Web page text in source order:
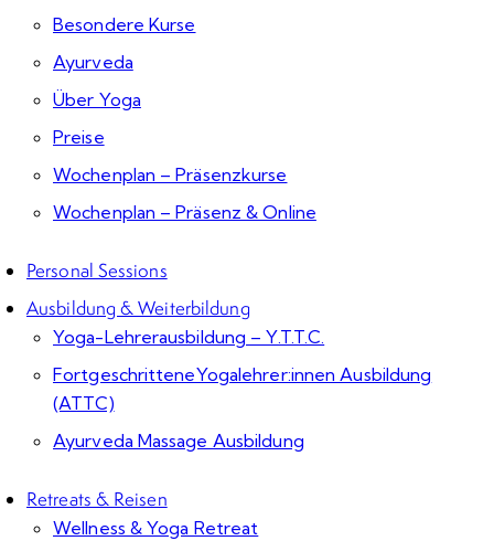
Besondere Kurse
Ayurveda
Über Yoga
Preise
Wochenplan – Präsenzkurse
Wochenplan – Präsenz & Online
Personal Sessions
Ausbildung & Weiterbildung
Yoga-Lehrerausbildung – Y.T.T.C.
FortgeschritteneYogalehrer:innen Ausbildung
(ATTC)
Ayurveda Massage Ausbildung
Retreats & Reisen
Wellness & Yoga Retreat